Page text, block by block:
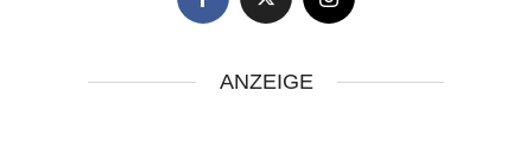
ANZEIGE